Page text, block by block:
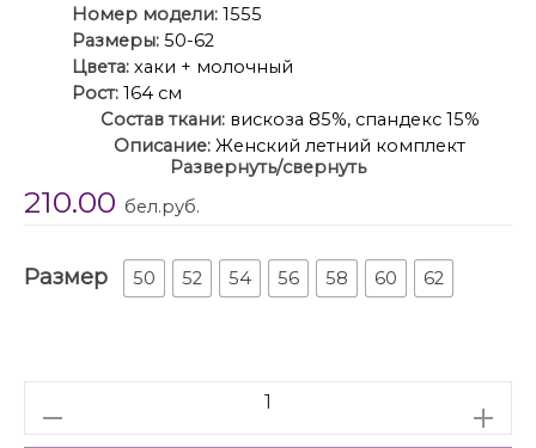
Номер модели: 1555
Размеры: 50-62
Цвета: хаки + молочный
Рост: 164 см
Состав ткани: вискоза 85%, спандекс 15%
Описание: Женский летний комплект
двухпредметный, состоящий из рубашки и платья.
Платье в стиле бохо. Силуэт бочонок, слегка
вытачки, выходящие из проймы. По переду на
уровне бедер накладные функциональные
потайную тесьму-молнию. Платье без подкладки.
Рубашка прямого силуэта, укороченная. Застежка
центральная на петли и пуговицы. Плечо
Развернуть/свернуть
210.00 бел.руб.
Размер 50 52 54 56 58 60 62